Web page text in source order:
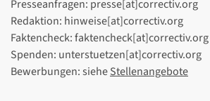
Presseanfragen: presse[at]correctiv.org
Redaktion: hinweise[at]correctiv.org
Faktencheck: faktencheck[at]correctiv.org
Spenden: unterstuetzen[at]correctiv.org
Bewerbungen: sieheStellenangebote